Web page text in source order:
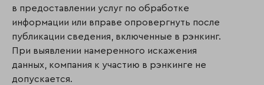
в предоставлении услуг по обработке
информации или вправе опровергнуть после
публикации сведения, включенные в рэнкинг.
При выявлении намеренного искажения
данных, компания к участию в рэнкинге не
допускается.